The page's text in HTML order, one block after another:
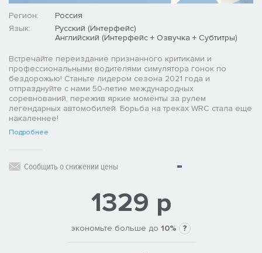
Регион:
Россия
Язык:
Русский (Интерфейс)
Английский (Интерфейс + Озвучка + Субтитры)
Встречайте переиздание признанного критиками и
профессиональными водителями симулятора гонок по
бездорожью! Станьте лидером сезона 2021 года и
отпразднуйте с нами 50-летие международных
соревнований, пережив яркие моменты за рулем
легендарных автомобилей. Борьба на треках WRC стала еще
накаленнее!
Подробнее
Сообщить о снижении цены
1329 р
экономьте больше до 10% ?